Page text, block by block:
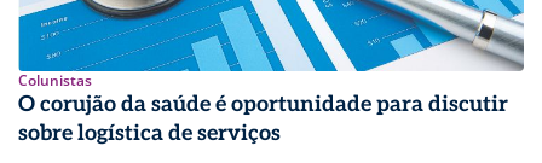
Colunistas
O corujão da saúde é oportunidade para discutir
sobre logística de serviços